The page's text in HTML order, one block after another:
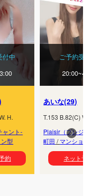
付中
H.
ャント-
型
約
ご予約受
あいな(29)
T.153 B.82(C)
Plaisir（プレジ
町田 /マンショ
ネット